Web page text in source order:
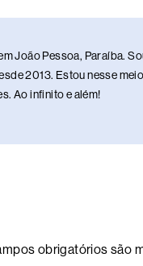
João Pessoa, Paraíba.
2013. Estou nesse
Ao infinito e além!
obrigatórios são